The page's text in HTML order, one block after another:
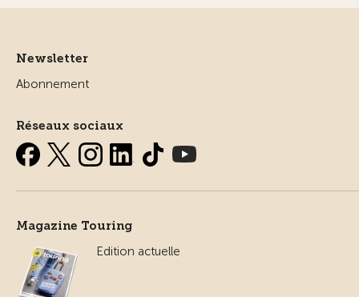
Newsletter
Abonnement
Réseaux sociaux
Magazine Touring
Edition actuelle